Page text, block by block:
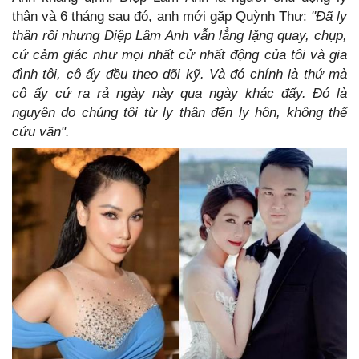
thân và 6 tháng sau đó, anh mới gặp Quỳnh Thư: "Đã ly
thân rồi nhưng Diệp Lâm Anh vẫn lẳng lặng quay, chụp,
cứ cảm giác như mọi nhất cử nhất động của tôi và gia
đình tôi, cô ấy đều theo dõi kỹ. Và đó chính là thứ mà
cô ấy cứ ra rả ngày này qua ngày khác đấy. Đó là
nguyên do chúng tôi từ ly thân đến ly hôn, không thể
cứu vãn".